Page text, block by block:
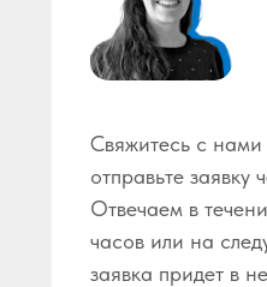
Свяжитесь с нами
отправьте заявку
Отвечаем в
часов или на
заявка придет в